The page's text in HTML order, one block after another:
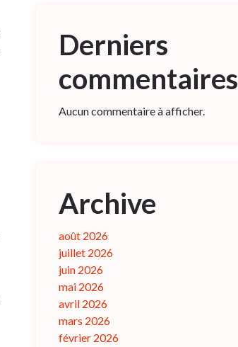
Derniers
commentaires
Aucun commentaire à afficher.
Archive
août 2026
juillet 2026
juin 2026
mai 2026
avril 2026
mars 2026
février 2026